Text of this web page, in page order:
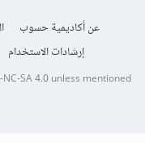
عن أكاديمية حسوب
إرشادات الاستخدام
NC-SA 4.0unless mentioned